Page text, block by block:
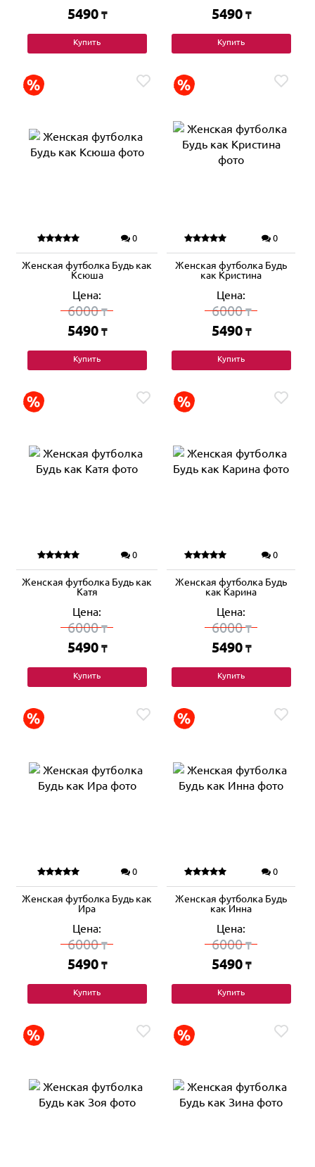
5490 ₸
Купить
5490 ₸
Купить
0
Женская футболка Будь как
Ксюша
Цена:
6000₸
5490 ₸
Купить
0
Женская футболка Будь
как Кристина
Цена:
6000₸
5490 ₸
Купить
0
Женская футболка Будь как
Катя
Цена:
6000₸
5490 ₸
Купить
0
Женская футболка Будь
как Карина
Цена:
6000₸
5490 ₸
Купить
0
Женская футболка Будь как
Ира
Цена:
6000₸
5490 ₸
Купить
0
Женская футболка Будь
как Инна
Цена:
6000₸
5490 ₸
Купить